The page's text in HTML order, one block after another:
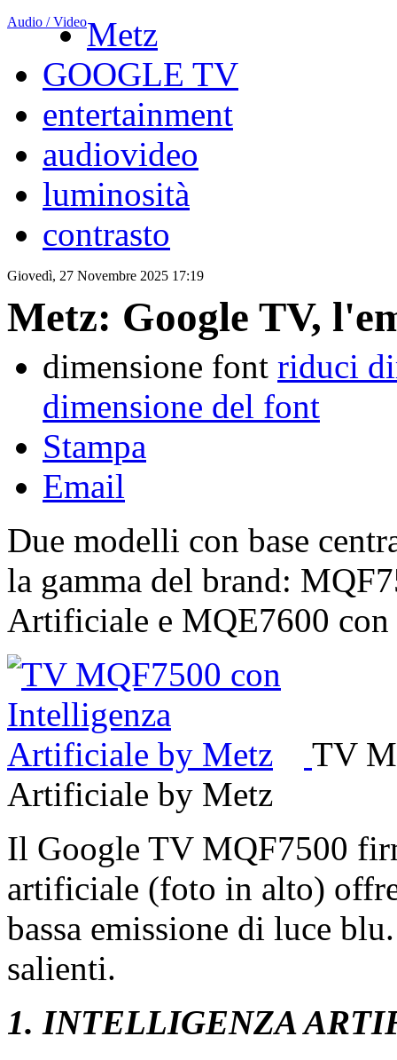
Audio / VideoMetz
GOOGLE TV
entertainment
audiovideo
luminosità
contrasto
Giovedì, 27 Novembre 2025 17:19
Metz: Google TV,
dimensione font riduci
dimensione del font
Stampa
Email
Due modelli con base
la gamma del brand:
Artificiale e MQE7600 con
TV
Artificiale by Metz
Il Google TV MQF7500
artificiale (foto in alto)
bassa emissione di luce
salienti.
1. INTELLIGENZA